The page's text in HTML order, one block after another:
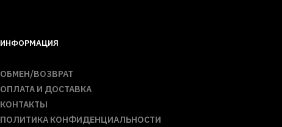
ИНФОРМАЦИЯ
ОБМЕН/ВОЗВРАТ
ОПЛАТА И ДОСТАВКА
КОНТАКТЫ
ПОЛИТИКА КОНФИДЕНЦИАЛЬНОСТИ